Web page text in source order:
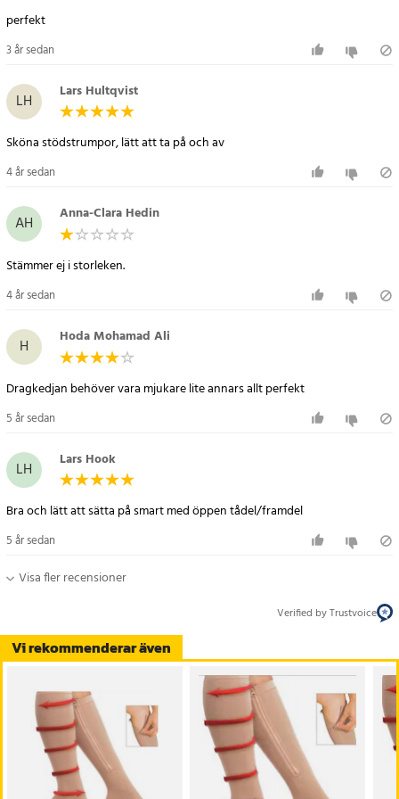
Vi rekommenderar även
perfekt
3 år sedan
LH Lars Hultqvist
Sköna stödstrumpor, lätt att ta på och av
4 år sedan
AH Anna-Clara Hedin
Stämmer ej i storleken.
4 år sedan
H Hoda Mohamad Ali
Dragkedjan behöver vara mjukare lite annars allt perfekt
5 år sedan
LH Lars Hook
Bra och lätt att sätta på smart med öppen tådel/framdel
5 år sedan
Visa fler recensioner
Verified by Trustvoice